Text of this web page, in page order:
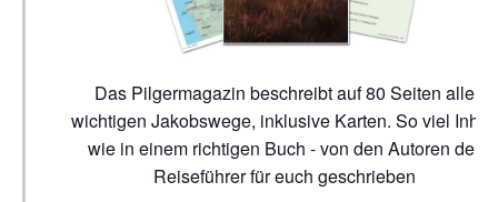
Das Pilgermagazin beschreibt auf 80 Seiten alle
wichtigen Jakobswege, inklusive Karten. So viel Inhalt
wie in einem richtigen Buch - von den Autoren der
Reiseführer für euch geschrieben